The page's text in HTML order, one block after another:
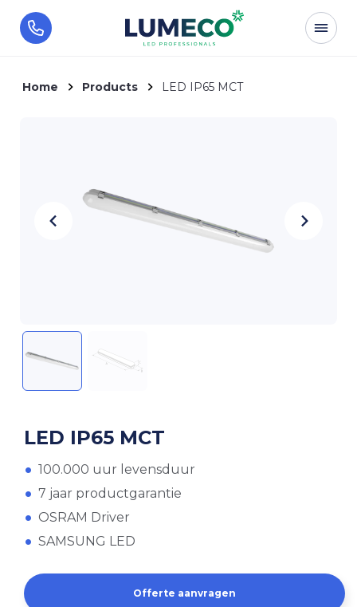
Home Products LED IP65 MCT
LED IP65 MCT
100.000 uur levensduur
7 jaar productgarantie
OSRAM Driver
SAMSUNG LED
Offerte aanvragen